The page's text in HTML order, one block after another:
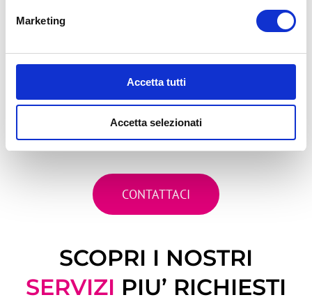
Marketing
Accetta tutti
Accetta selezionati
Non preoccuparti, il tuo Black Friday dura
Contattaci subito eil valore del buono
corrispondente al tuo acquisto ti sarà caricato sul
tuo borsellino digital. Potrai utilizzare il tuo
per acquisti successivi di pneumatici o
servizi meccanica fino al 30 giugno 2025.
CONTATTACI
SCOPRI I NOSTRI
SERVIZI PIU’ RICHIESTI